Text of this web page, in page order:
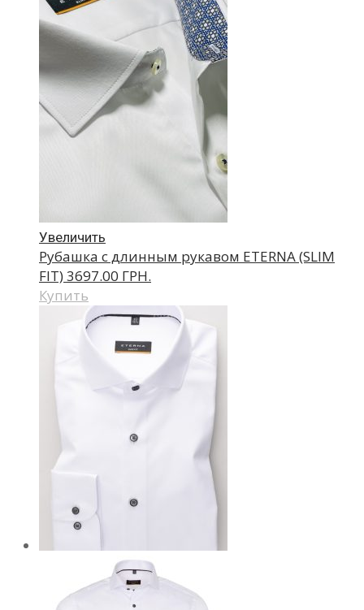
Увеличить
Рубашка с длинным рукавом ETERNA (SLIM
FIT)3697.00 ГРН.
Купить